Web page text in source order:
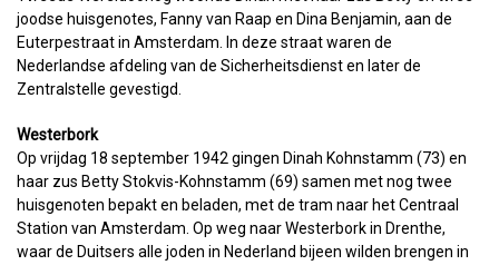
joodse huisgenotes, Fanny van Raap en Dina Benjamin, aan de
Euterpestraat in Amsterdam. In deze straat waren de
Nederlandse afdeling van de Sicherheitsdienst en later de
Zentralstelle gevestigd.
Westerbork
Op vrijdag 18 september 1942 gingen Dinah Kohnstamm (73) en
haar zus Betty Stokvis-Kohnstamm (69) samen met nog twee
huisgenoten bepakt en beladen, met de tram naar het Centraal
Station van Amsterdam. Op weg naar Westerbork in Drenthe,
waar de Duitsers alle joden in Nederland bijeen wilden brengen in